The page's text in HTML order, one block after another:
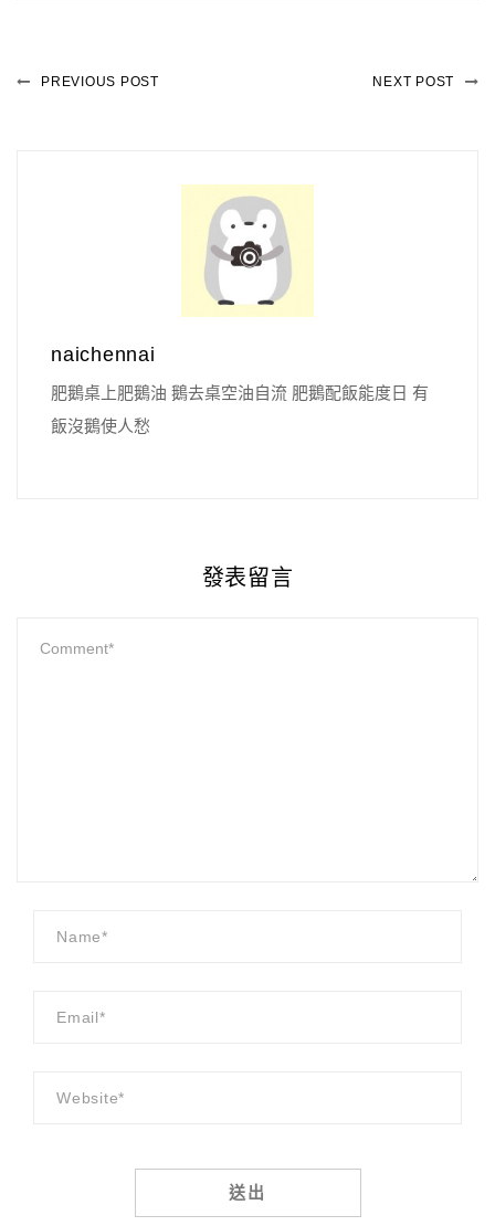
PREVIOUS POST NEXT POST
naichennai
肥鵝桌上肥鵝油 鵝去桌空油自流 肥鵝配飯能度日 有
飯沒鵝使人愁
發表留言